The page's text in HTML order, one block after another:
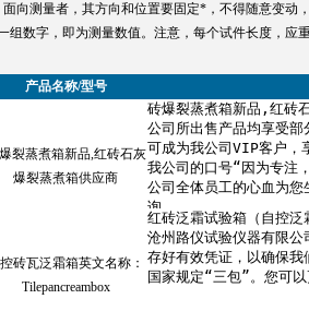
向测量者，其方向和位置要固定*，不得随意变动
组数字，即为测量数值。注意，每个试件长度，应
产品名称/型号
裂蒸煮箱新品,红砖石灰
爆裂蒸煮箱供应商
砖瓦泛霜箱英文名称：
Tilepancreambox